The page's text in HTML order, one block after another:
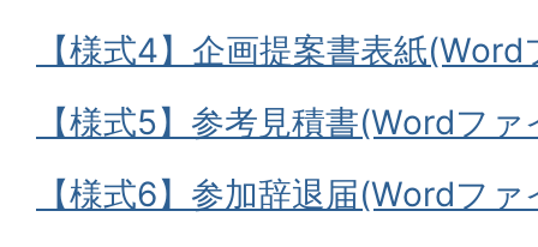
【様式4】企画提案書表紙
【様式5】参考見積書(Wordフ
【様式6】参加辞退届(Wordフ